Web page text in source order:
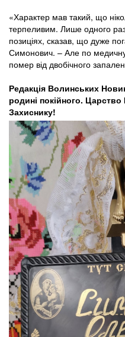
«Характер мав такий, що
терпеливим. Лише одного
позиціях, сказав, що дуже
Симонович. – Але по
помер від двобічного
Редакція Волинських
родині покійного. Царство
Захиснику!